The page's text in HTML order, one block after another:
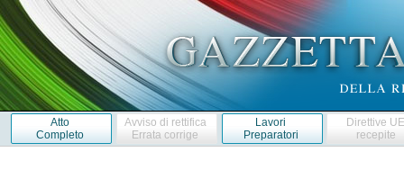
Atto
Completo
Avviso di rettifica
Errata corrige
Lavori
Preparatori
Direttive
recepite